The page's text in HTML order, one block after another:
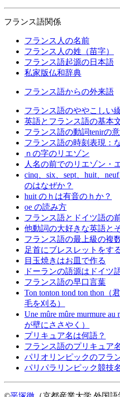
フランス語関係
フランス人の名前
フランス人の姓（苗字）
フランス語起源の日本語
私家版仏和辞典
フランス語からの外来語
フランス語のややこしい
英語とフランス語の基本
フランス語の動詞tenirの
フランス語の時刻表現：
ｎの字のリエゾン
人名の前でのリエゾン・
cinq、six、sept、huit、
のはなぜか？
huit のｈは有音のｈか？
oe の読み方
フランス語とドイツ語の
他動詞の大好きな英語と
フランス語の最上級の複
足首にブレスレットをす
目玉焼きはお皿で作る
ドーランの語源はドイツ
フランス語の早口言葉
Ton tonton tond ton thon
毛を刈る）
Une mûre mûre murmure
が壁にささやく）
プリキュア名は何語？
フランス語のプリキュア
パリオリンピックのフラ
パリパラリンピック競技